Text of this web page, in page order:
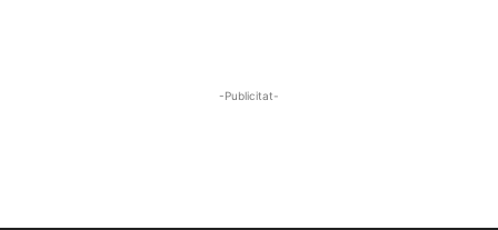
-Publicitat-